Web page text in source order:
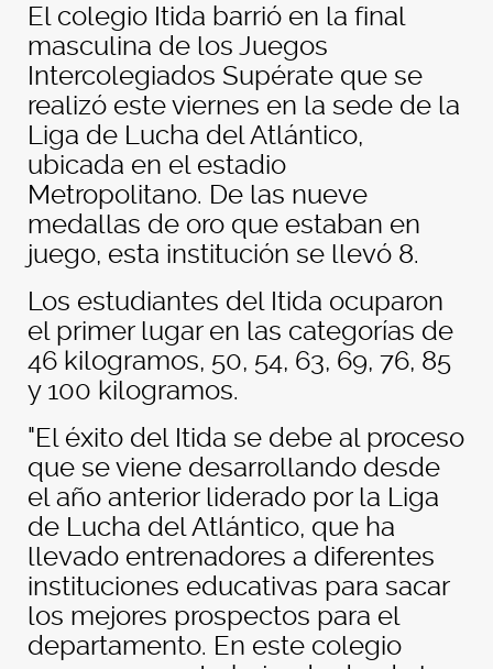
El colegio Itida barrió en la final
masculina de los Juegos
Intercolegiados Supérate que se
realizó este viernes en la sede de la
Liga de Lucha del Atlántico,
ubicada en el estadio
Metropolitano. De las nueve
medallas de oro que estaban en
juego, esta institución se llevó 8.
Los estudiantes del Itida ocuparon
el primer lugar en las categorías de
46 kilogramos, 50, 54, 63, 69, 76, 85
y 100 kilogramos.
"El éxito del Itida se debe al proceso
que se viene desarrollando desde
el año anterior liderado por la Liga
de Lucha del Atlántico, que ha
llevado entrenadores a diferentes
instituciones educativas para sacar
los mejores prospectos para el
departamento. En este colegio